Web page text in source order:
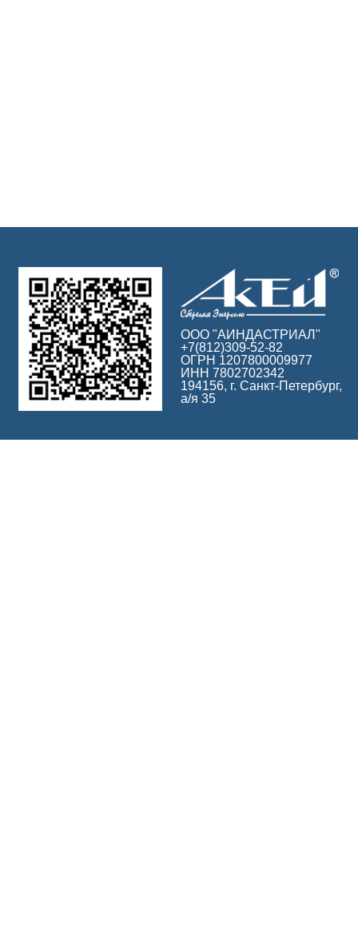
ООО "АИНДАСТРИАЛ"
+7(812)309-52-82
ОГРН 1207800009977
ИНН 7802702342
194156, г. Санкт-Петербург,
а/я 35